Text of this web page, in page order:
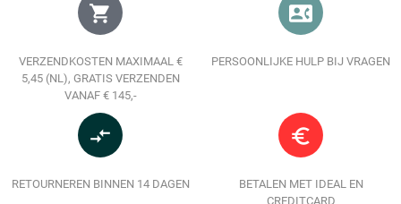
shopping_cart
VERZENDKOSTEN MAXIMAAL €
5,45 (NL), GRATIS VERZENDEN
VANAF € 145,-
contact_phone
PERSOONLIJKE HULP BIJ VRAGEN
compare_arrows
RETOURNEREN BINNEN 14 DAGEN
euro_symbol
BETALEN MET IDEAL EN
CREDITCARD